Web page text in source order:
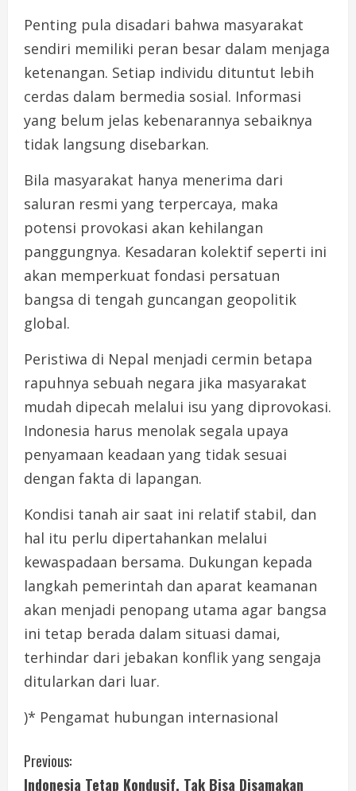
Penting pula disadari bahwa masyarakat
sendiri memiliki peran besar dalam menjaga
ketenangan. Setiap individu dituntut lebih
cerdas dalam bermedia sosial. Informasi
yang belum jelas kebenarannya sebaiknya
tidak langsung disebarkan.
Bila masyarakat hanya menerima dari
saluran resmi yang terpercaya, maka
potensi provokasi akan kehilangan
panggungnya. Kesadaran kolektif seperti ini
akan memperkuat fondasi persatuan
bangsa di tengah guncangan geopolitik
global.
Peristiwa di Nepal menjadi cermin betapa
rapuhnya sebuah negara jika masyarakat
mudah dipecah melalui isu yang diprovokasi.
Indonesia harus menolak segala upaya
penyamaan keadaan yang tidak sesuai
dengan fakta di lapangan.
Kondisi tanah air saat ini relatif stabil, dan
hal itu perlu dipertahankan melalui
kewaspadaan bersama. Dukungan kepada
langkah pemerintah dan aparat keamanan
akan menjadi penopang utama agar bangsa
ini tetap berada dalam situasi damai,
terhindar dari jebakan konflik yang sengaja
ditularkan dari luar.
)* Pengamat hubungan internasional
C
Previous:
Indonesia Tetap Kondusif, Tak Bisa Disamakan